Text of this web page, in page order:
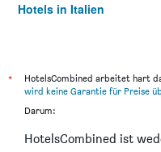
Hotels in Italien
*
HotelsCombined arbeitet hart
wird keine Garantie für Preise
Darum:
HotelsCombined ist